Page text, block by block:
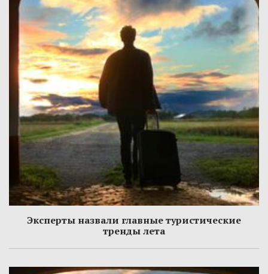
Эксперты назвали главные туристические
тренды лета